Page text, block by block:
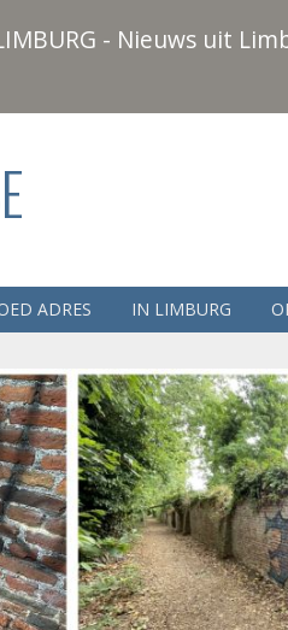
- Nieuws uit
ADRES IN LIMBURG